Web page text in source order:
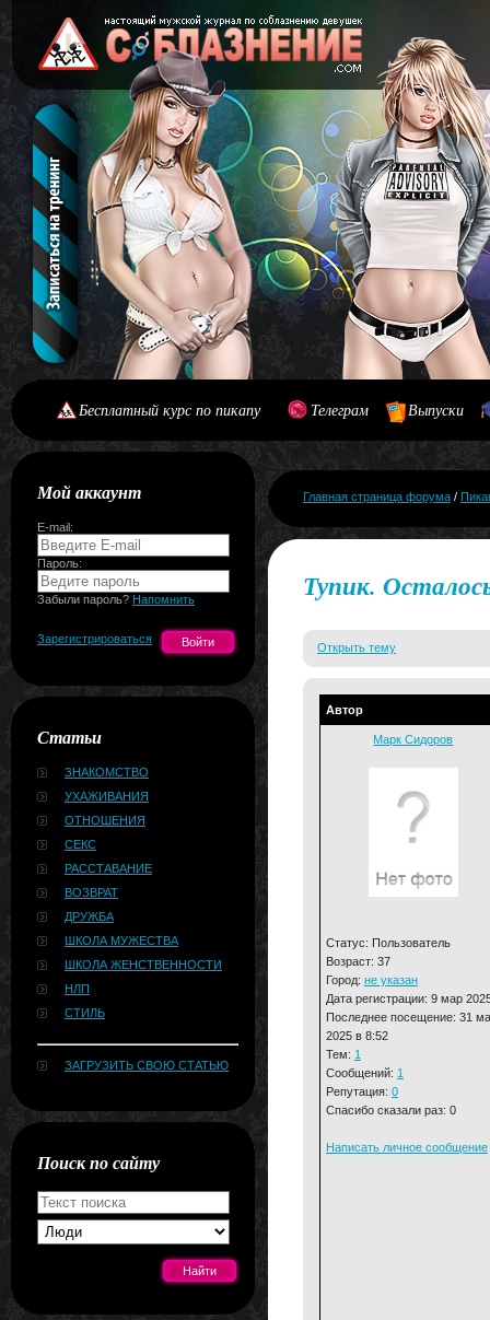
Бесплатный курс по пикапу Телеграм Выпуски
Мой аккаунт
E-mail:
Пароль:
Забыли пароль? Напомнить
Зарегистрироваться
Статьи
ЗНАКОМСТВО
УХАЖИВАНИЯ
ОТНОШЕНИЯ
СЕКС
РАССТАВАНИЕ
ВОЗВРАТ
ДРУЖБА
ШКОЛА МУЖЕСТВА
ШКОЛА ЖЕНСТВЕННОСТИ
НЛП
СТИЛЬ
ЗАГРУЗИТЬ СВОЮ СТАТЬЮ
Поиск по сайту
Главная страница форума /
Тупик.
Открыть тему
Автор
Марк Сидоров
Статус: Пользователь
Возраст: 37
Город: не указан
Дата регистрации: 9 мар
Последнее посещение: 31
2025 в 8:52
Тем: 1
Сообщений: 1
Репутация: 0
Спасибо сказали раз: 0
Написать личное сообщение